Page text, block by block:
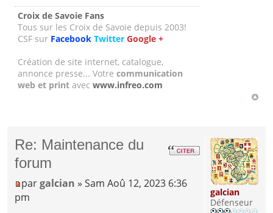
Croix de Savoie Fans
Tous sur les Croix de Savoie depuis 2003!
CSF sur Facebook Twitter Google +
Création de site internet, catalogue,
annonce presse... Votrecommunication
web et print avecwww.infreo.com
Re: Maintenance du
forum
pargalcian » Sam Aoû 12, 2023 6:36
pm
galcian
Défenseur